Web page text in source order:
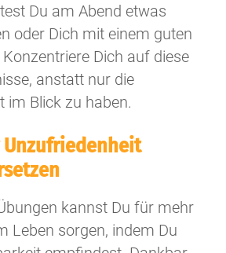
Du am Abend etwas
oder Dich mit einem guten
Dich auf diese
anstatt nur die
im Blick zu haben.
kannst Du für mehr
Leben sorgen, indem Du